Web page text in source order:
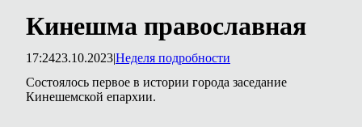
Кинешма православная
17:2423.10.2023|Неделя подробности
Состоялось первое в истории города заседание
Кинешемской епархии.